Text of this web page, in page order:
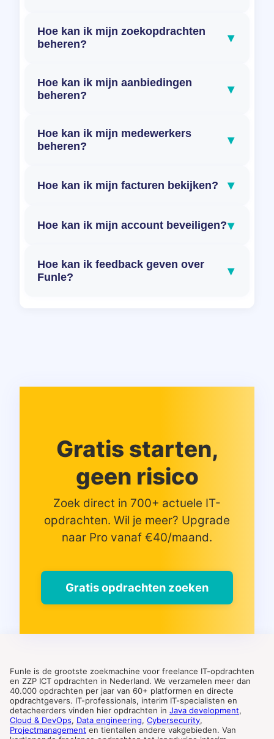
Hoe kan ik mijn zoekopdrachten
beheren?
▾
Hoe kan ik mijn aanbiedingen
beheren?
▾
Hoe kan ik mijn medewerkers
beheren?
▾
Hoe kan ik mijn facturen bekijken? ▾
Hoe kan ik mijn account beveiligen?▾
Hoe kan ik feedback geven over
Funle?
▾
Gratis starten,
geen risico
Zoek direct in 700+ actuele IT-
opdrachten. Wil je meer? Upgrade
naar Pro vanaf €40/maand.
Gratis opdrachten zoeken
Funle is de grootste zoekmachine voor freelance IT-opdrachten
en ZZP ICT opdrachten in Nederland. We verzamelen meer dan
40.000 opdrachten per jaar van 60+ platformen en directe
opdrachtgevers. IT-professionals, interim IT-specialisten en
detacheerders vinden hier opdrachten in Java development,
Cloud & DevOps, Data engineering, Cybersecurity,
Projectmanagement en tientallen andere vakgebieden. Van